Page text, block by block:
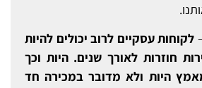
לקוחות עסקיים לרוב יכולים להיות
חוזרות לאורך שנים. היות וכך
היות ולא מדובר במכירה חד